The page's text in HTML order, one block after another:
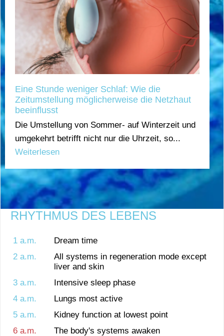
Eine Stunde weniger Schlaf: Wie die
Zeitumstellung möglicherweise die Netzhaut
beeinflusst
Die Umstellung von Sommer- auf Winterzeit und
umgekehrt betrifft nicht nur die Uhrzeit, so...
Weiterlesen
RHYTHMUS DES LEBENS
1 a.m.
Dream time
2 a.m.
All systems in regeneration mode except
liver and skin
3 a.m.
Intensive sleep phase
4 a.m.
Lungs most active
5 a.m.
Kidney function at lowest point
6 a.m.
The body's systems awaken